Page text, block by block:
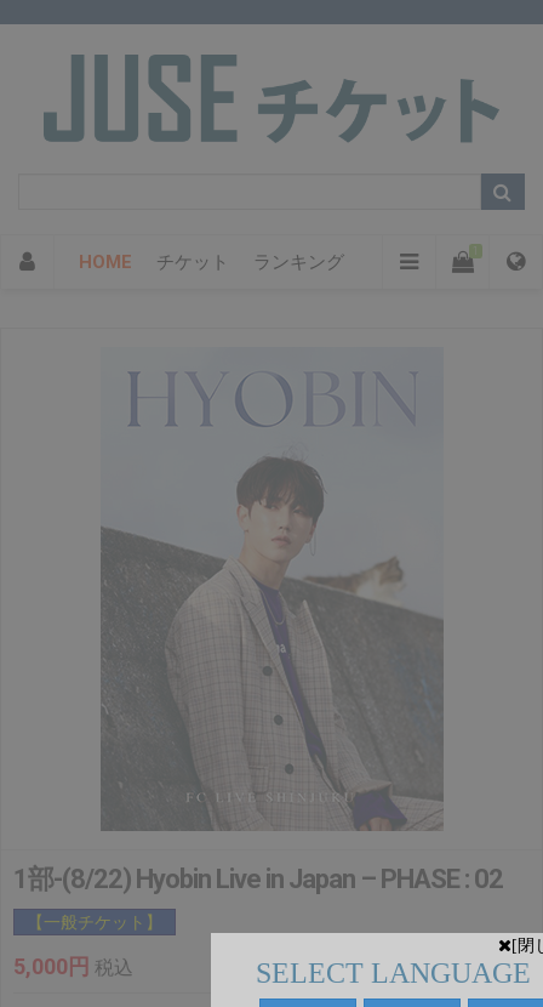
[閉
SELECT LANGUAGE
HOME チケット ランキング
1部-(8/22) Hyobin Live in Japan – PHASE : 02
【一般チケット】
5,000円 税込